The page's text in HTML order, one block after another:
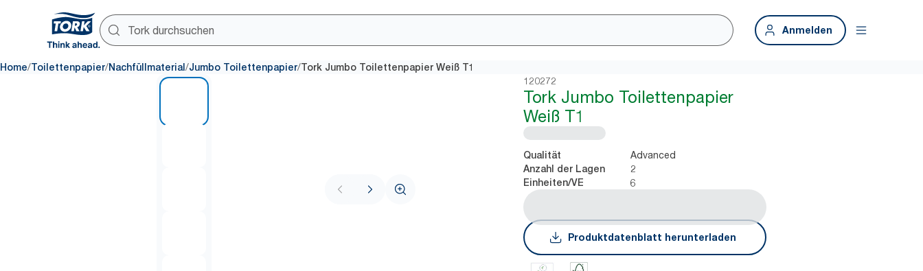
Anmelden
Home/Toilettenpapier/Nachfüllmaterial/Jumbo Toilettenpapier/Tork Jumbo Toilettenpapier Weiß T1
120272
Tork Jumbo Toilettenpapier
Weiß T1
Qualität Advanced
Anzahl der Lagen 2
Einheiten/VE 6
Produktdatenblatt herunterladen